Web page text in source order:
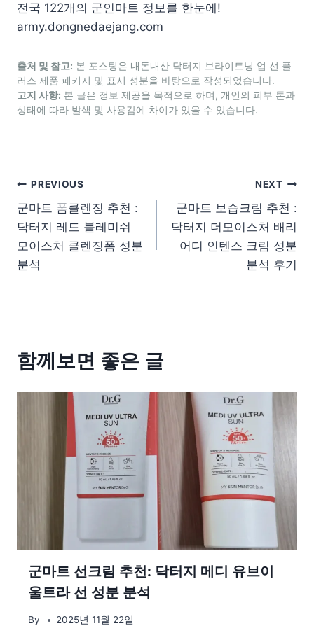
전국 122개의 군인마트 정보를 한눈에!
army.dongnedaejang.com
출처 및 참고: 본 포스팅은 내돈내산 닥터지 브라이트닝 업 선 플
러스 제품 패키지 및 표시 성분을 바탕으로 작성되었습니다.
고지 사항: 본 글은 정보 제공을 목적으로 하며, 개인의 피부 톤과
상태에 따라 발색 및 사용감에 차이가 있을 수 있습니다.
글 탐색
PREVIOUS
군마트 폼클렌징 추천 :
닥터지 레드 블레미쉬
모이스처 클렌징폼 성분
분석
NEXT
군마트 보습크림 추천 :
닥터지 더모이스처 배리
어디 인텐스 크림 성분
분석 후기
함께보면 좋은 글
군마트 선크림 추천: 닥터지 메디 유브이
울트라 선 성분 분석
By 2025년 11월 22일